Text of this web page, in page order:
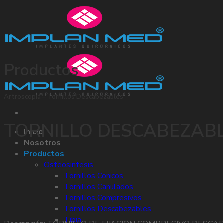
Inicio
Nosotros
Productos
Osteosintesis
Tornillos Conicos
Tornillos Canulados
Tornillos Compresivos
Tornillos Descabezables
Tibia
Productos
Artroscopia – Tornillos Descabezables
TORNILLO